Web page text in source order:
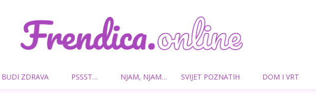
Frendica.online
BUDI ZDRAVA PSSST… NJAM, NJAM… SVIJET POZNATIH DOM I VRT